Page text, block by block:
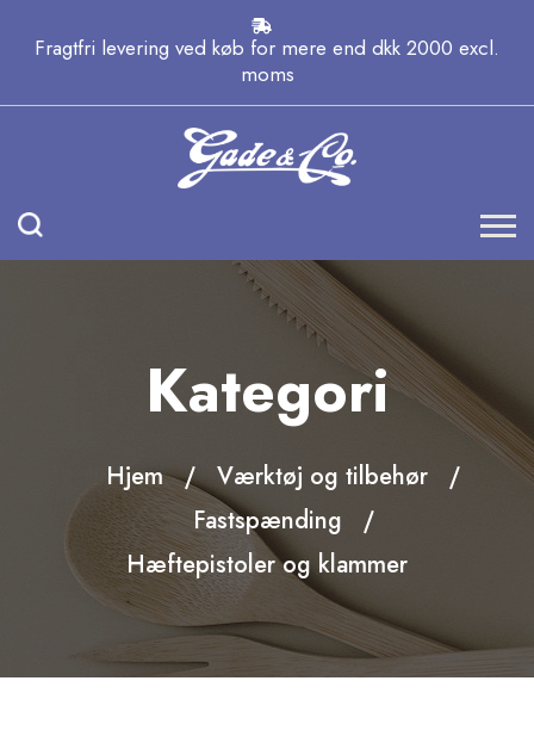
Fragtfri levering ved køb for mere end dkk 2000 excl.
moms
Kategori
Hjem
Værktøj og tilbehør
Fastspænding
Hæftepistoler og klammer